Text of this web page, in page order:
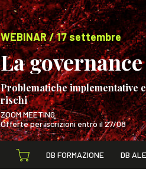
WEBINAR / 17 settembre
La
Problematiche implementative
rischi
ZOOM MEETING
Offerte per iscrizioni entro il 27/08
DB FORMAZIONE DB